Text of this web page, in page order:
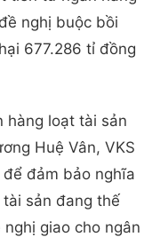
nghị buộc bồi
677.286 tỉ đồng
hàng loạt tài sản
Huệ Vân, VKS
đảm bảo nghĩa
sản đang thế
giao cho ngân